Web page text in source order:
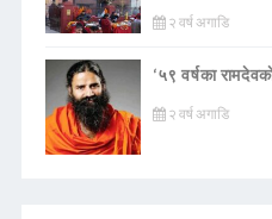
२ वर्ष अगाडि
‘५९ वर्षका
२ वर्ष अगाडि